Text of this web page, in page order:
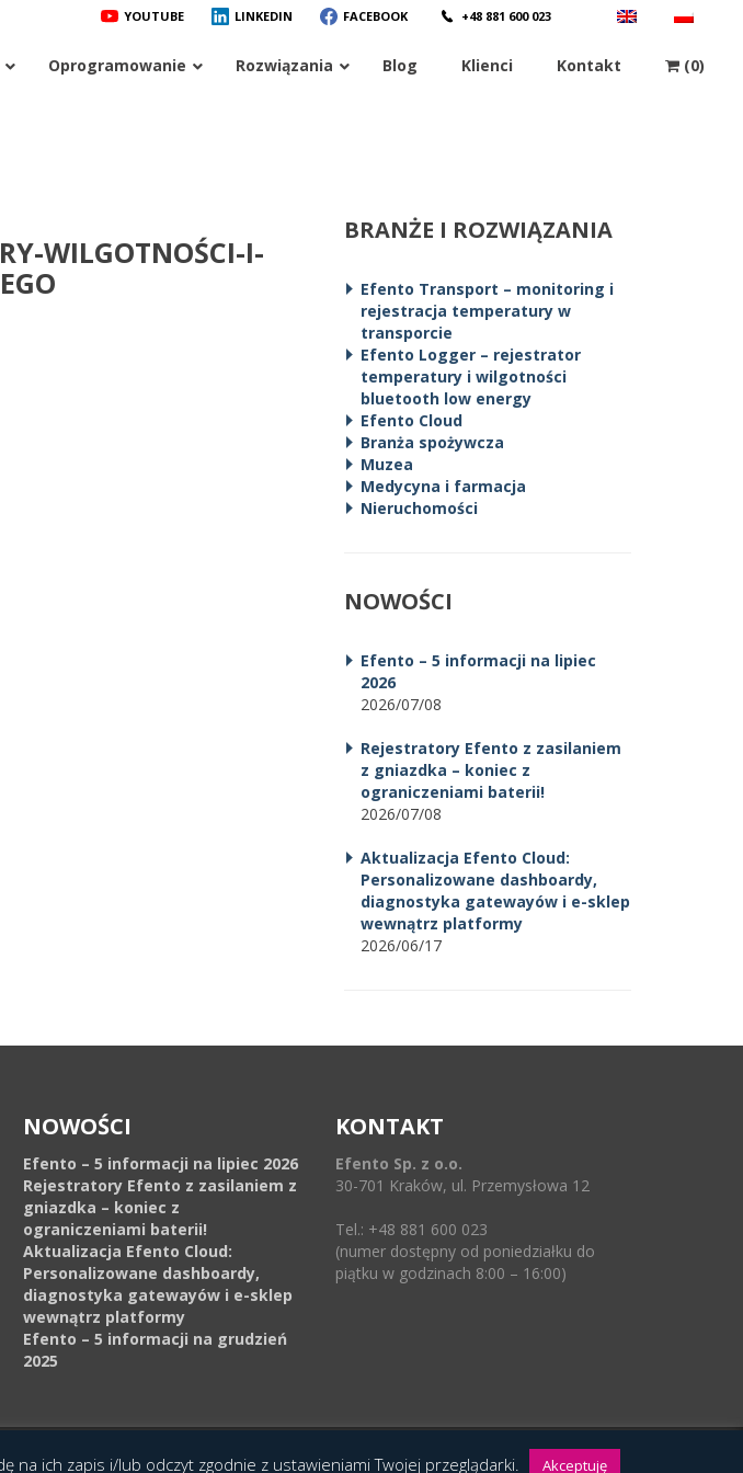
YOUTUBE LINKEDIN FACEBOOK +48 881 600 023
Oprogramowanie Rozwiązania Blog Klienci Kontakt (0)
WILGOTNOŚCI-I-
BRANŻE I ROZWIĄZANIA
Efento Transport – monitoring i
rejestracja temperatury w
transporcie
Efento Logger – rejestrator
temperatury i wilgotności
bluetooth low energy
Efento Cloud
Branża spożywcza
Muzea
Medycyna i farmacja
Nieruchomości
NOWOŚCI
Efento – 5 informacji na lipiec
2026
2026/07/08
Rejestratory Efento z zasilaniem
z gniazdka – koniec z
ograniczeniami baterii!
2026/07/08
Aktualizacja Efento Cloud:
Personalizowane dashboardy,
diagnostyka gatewayów i e-sklep
wewnątrz platformy
2026/06/17
NOWOŚCI
Efento – 5 informacji na lipiec 2026
Rejestratory Efento z zasilaniem z
gniazdka – koniec z
ograniczeniami baterii!
Aktualizacja Efento Cloud:
Personalizowane dashboardy,
diagnostyka gatewayów i e-sklep
wewnątrz platformy
Efento – 5 informacji na grudzień
2025
KONTAKT
Efento Sp. z o.o.
30-701 Kraków, ul. Przemysłowa 12
Tel.: +48 881 600 023
(numer dostępny od poniedziałku do
piątku w godzinach 8:00 – 16:00)
na ich zapis i/lub odczyt zgodnie z ustawieniami Twojej przeglądarki. Akceptuję